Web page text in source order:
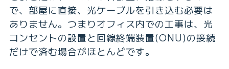
で、部屋に直接、光ケーブルを引き込む必要は
ありません。つまりオフィス内での工事は、光
コンセントの設置と回線終端装置(ONU)の接続
だけで済む場合がほとんどです。